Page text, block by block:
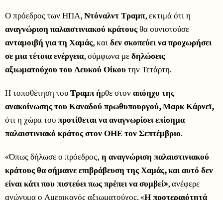
Ο πρόεδρος των ΗΠΑ,Ντόναλντ Τραμπ, εκτιμά ότι η
αναγνώριση παλαιστινιακού κράτουςθα συνιστούσε
ανταμοιβή για τη Χαμάς, καιδεν σκοπεύει να προχωρήσει
σε μια τέτοια ενέργεια, σύμφωνα μεδηλώσεις
αξιωματούχου του Λευκού Οίκουτην Τετάρτη.
Η τοποθέτηση τουΤραμπ ήρθε στοναπόηχο της
ανακοίνωσης του Καναδού πρωθυπουργού, Μαρκ Κάρνεϊ,
ότι η χώρα τουπροτίθεται να αναγνωρίσει επίσημα
παλαιστινιακό κράτος στον ΟΗΕ τον Σεπτέμβριο.
«Όπως δήλωσε ο πρόεδρος, η αναγνώριση παλαιστινιακού
κράτους θα σήμαινε επιβράβευση της Χαμάς, και αυτό δεν
είναι κάτι που πιστεύει πως πρέπει να συμβεί», ανέφερε
ανώνυμα ο Αμερικανός αξιωματούχος. «Η προτεραιότητά